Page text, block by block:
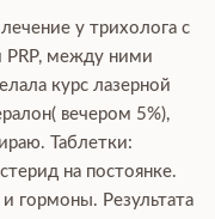
у трихолога с
PRP, между ними
курс лазерной
вечером 5%),
Таблетки:
на постоянке.
гормоны. Результата